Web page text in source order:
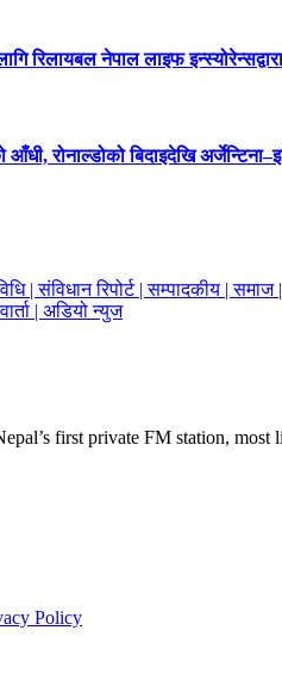
रिलायबल नेपाल लाइफ
रोनाल्डोको बिदाइदेखि
|संविधान रिपोर्ट |सम्पादकीय |समाज
| अडियो न्युज
first private FM station, most
Policy